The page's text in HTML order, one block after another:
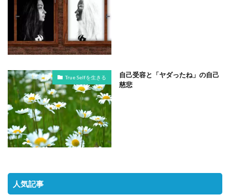
True Selfを生きる
自己受容と「ヤダったね」の自己
慈悲
人気記事